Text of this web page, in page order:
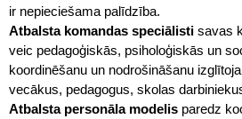
ir nepieciešama palīdzība.
Atbalsta komandas speciālisti savas
veic pedagoģiskās, psiholoģiskās un
koordinēšanu un nodrošināšanu
vecākus, pedagogus, skolas
Atbalsta personāla modelis paredz